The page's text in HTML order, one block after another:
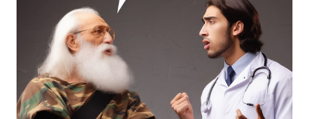
um AVC e um infarto. Se estivesse sozinho em seu flat, a
situação poderia ter sido fatal. Contudo, como aconteceu
na rua, ele foi socorrido e conseguiu chegar ao hospital.
Essa foi, a meu ver, a primeira intervenção divina a seu
favor. Minha mãe conseguiu falar com ele instantes antes
de seu celular ser recolhido pelo hospital, representando a